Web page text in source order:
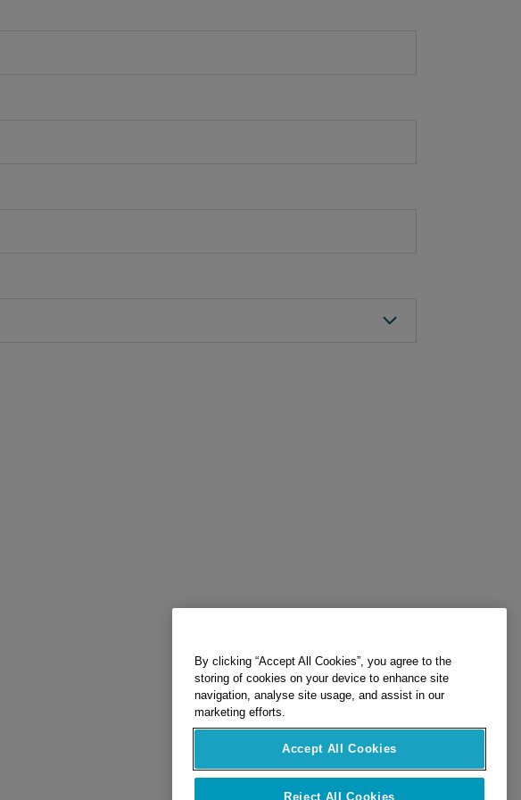
By clicking “Accept All Cookies”, you agree to the
storing of cookies on your device to enhance site
navigation, analyse site usage, and assist in our
marketing efforts.
Accept All Cookies
Reject All Cookies